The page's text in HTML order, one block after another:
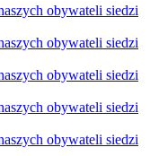
obywateli siedzi
obywateli siedzi
obywateli siedzi
obywateli siedzi
obywateli siedzi